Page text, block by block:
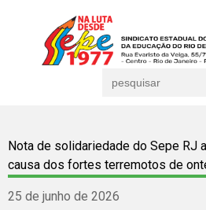
for:
Nota de solidariedade do Sepe RJ
causa dos fortes terremotos de
25 de junho de 2026